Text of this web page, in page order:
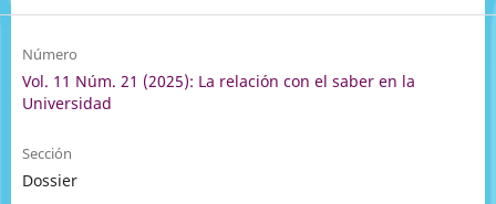
Número
Vol. 11 Núm. 21 (2025): La relación con el saber en la
Universidad
Sección
Dossier